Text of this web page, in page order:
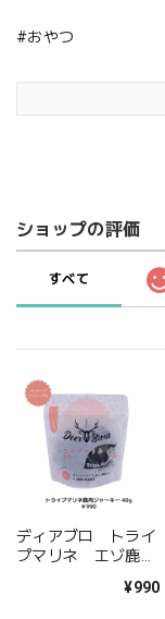
#おやつ
ショップの評価
すべて
ディアブロ トライ
プマリネ エゾ鹿肉
¥990